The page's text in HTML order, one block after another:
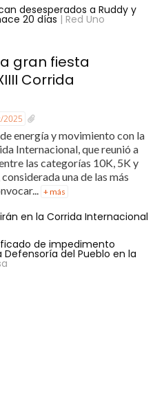
desesperados a Ruddy y
20 días | Red Uno
gran fiesta
Corrida
2025
energía y movimiento con la
Internacional, que reunió a
las categorías 10K, 5K y
una de las más
+ más
en la Corrida Internacional
de impedimento
del Pueblo en la